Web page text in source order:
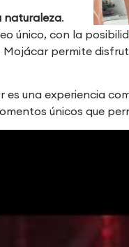
naturaleza.
único, con la
permite
una experiencia
únicos que